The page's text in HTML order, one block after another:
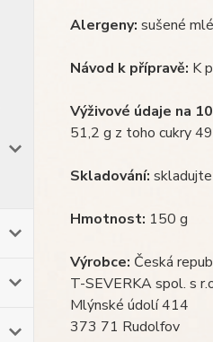
Alergeny: sušené
Návod k přípravě: K
Výživové údaje na
51,2 g z toho cukry
Skladování: skladujte
Hmotnost: 150 g
Výrobce: Česká
T-SEVERKA spol. s
Mlýnské údolí 414
373 71 Rudolfov